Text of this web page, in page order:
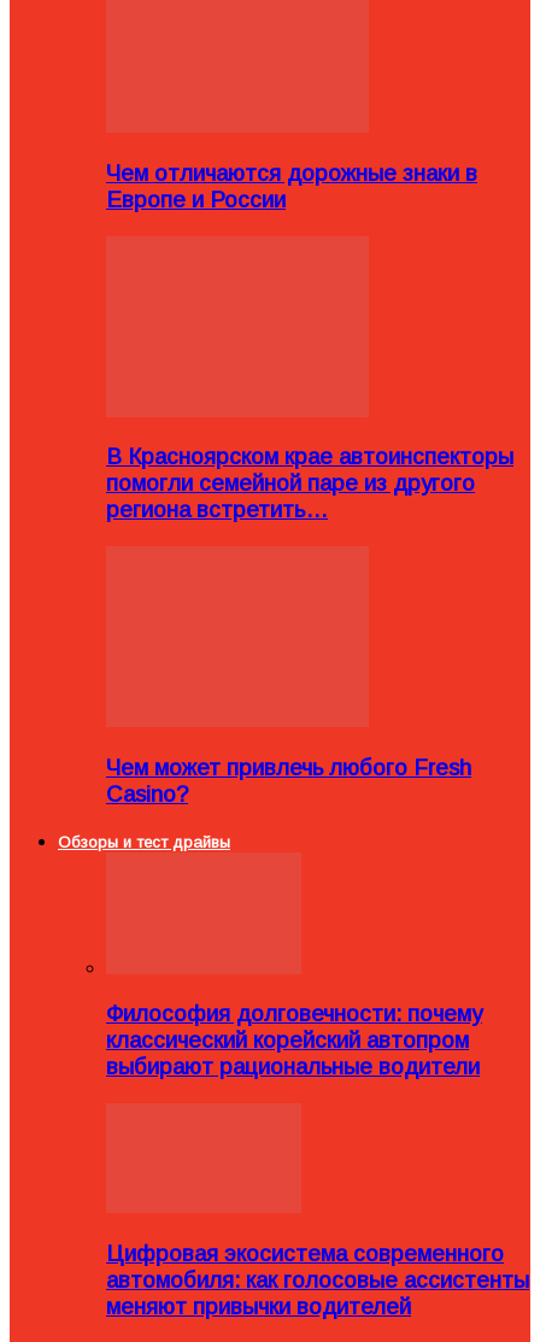
Чем отличаются дорожные знаки в
Европе и России
В Красноярском крае автоинспекторы
помогли семейной паре из другого
региона встретить…
Чем может привлечь любого Fresh
Casino?
Обзоры и тест драйвы
Философия долговечности: почему
классический корейский автопром
выбирают рациональные водители
Цифровая экосистема современного
автомобиля: как голосовые ассистенты
меняют привычки водителей